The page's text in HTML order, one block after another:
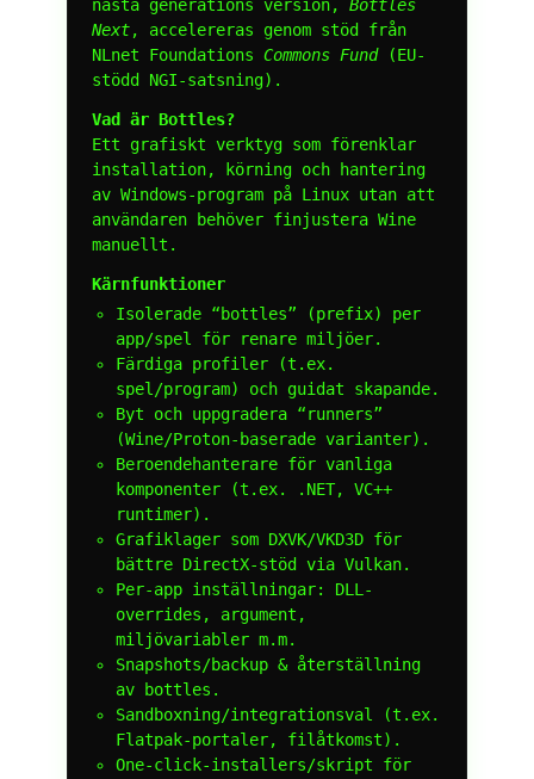
nästa generations version, Bottles
Next, accelereras genom stöd från
NLnet Foundations Commons Fund(EU-
stödd NGI-satsning).
Vad är Bottles?
Ett grafiskt verktyg som förenklar
installation, körning och hantering
av Windows-program på Linux utan att
användaren behöver finjustera Wine
manuellt.
Kärnfunktioner
Isolerade “bottles” (prefix) per
app/spel för renare miljöer.
Färdiga profiler (t.ex.
spel/program) och guidat skapande.
Byt och uppgradera “runners”
(Wine/Proton-baserade varianter).
Beroendehanterare för vanliga
komponenter (t.ex. .NET, VC++
runtimer).
Grafiklager som DXVK/VKD3D för
bättre DirectX-stöd via Vulkan.
Per-app inställningar: DLL-
overrides, argument,
miljövariabler m.m.
Snapshots/backup & återställning
av bottles.
Sandboxning/integrationsval (t.ex.
Flatpak-portaler, filåtkomst).
One-click-installers/skript för